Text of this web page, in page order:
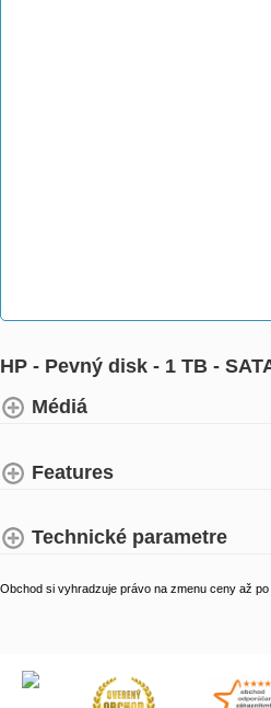
HP - Pevný disk - 1 TB -
Médiá
Features
Technické parametre
Obchod si vyhradzuje právo na zmenu ceny až